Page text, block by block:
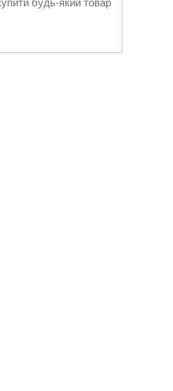
будь-який товар